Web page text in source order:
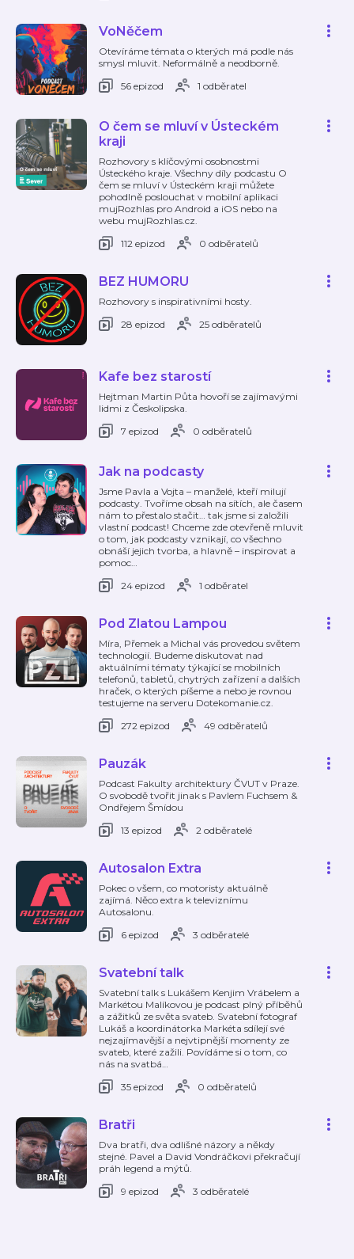
VoNěčem
Otevíráme témata o kterých má podle nás
smysl mluvit. Neformálně a neodborně.
56 epizod
1 odběratel
O čem se mluví v Ústeckém
kraji
Rozhovory s klíčovými osobnostmi
Ústeckého kraje. Všechny díly podcastu O
čem se mluví v Ústeckém kraji můžete
pohodlně poslouchat v mobilní aplikaci
mujRozhlas pro Android a iOS nebo na
webu mujRozhlas.cz.
112 epizod
0 odběratelů
BEZ HUMORU
Rozhovory s inspirativními hosty.
28 epizod
25 odběratelů
Kafe bez starostí
Hejtman Martin Půta hovoří se zajímavými
lidmi z Českolipska.
7 epizod
0 odběratelů
Jak na podcasty
Jsme Pavla a Vojta – manželé, kteří milují
podcasty. Tvoříme obsah na sítích, ale časem
nám to přestalo stačit… tak jsme si založili
vlastní podcast! Chceme zde otevřeně mluvit
o tom, jak podcasty vznikají, co všechno
obnáší jejich tvorba, a hlavně – inspirovat a
pomoc…
24 epizod
1 odběratel
Pod Zlatou Lampou
Míra, Přemek a Michal vás provedou světem
technologií. Budeme diskutovat nad
aktuálními tématy týkající se mobilních
telefonů, tabletů, chytrých zařízení a dalších
hraček, o kterých píšeme a nebo je rovnou
testujeme na serveru Dotekomanie.cz.
272 epizod
49 odběratelů
Pauzák
Podcast Fakulty architektury ČVUT v Praze.
O svobodě tvořit jinak s Pavlem Fuchsem &
Ondřejem Šmídou
13 epizod
2 odběratelé
Autosalon Extra
Pokec o všem, co motoristy aktuálně
zajímá. Něco extra k televiznímu
Autosalonu.
6 epizod
3 odběratelé
Svatební talk
Svatební talk s Lukášem Kenjim Vrábelem a
Markétou Malíkovou je podcast plný příběhů
a zážitků ze světa svateb. Svatební fotograf
Lukáš a koordinátorka Markéta sdílejí své
nejzajímavější a nejvtipnější momenty ze
svateb, které zažili. Povídáme si o tom, co
nás na svatbá…
35 epizod
0 odběratelů
Bratři
Dva bratři, dva odlišné názory a někdy
stejné. Pavel a David Vondráčkovi překračují
práh legend a mýtů.
9 epizod
3 odběratelé